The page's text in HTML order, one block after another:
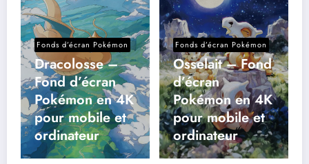
Fonds d’écran Pokémon
Dracolosse –
Fond d’écran
Pokémon en 4K
pour mobile et
ordinateur
Fonds d’écran Pokémon
Osselait – Fond
d’écran
Pokémon en 4K
pour mobile et
ordinateur